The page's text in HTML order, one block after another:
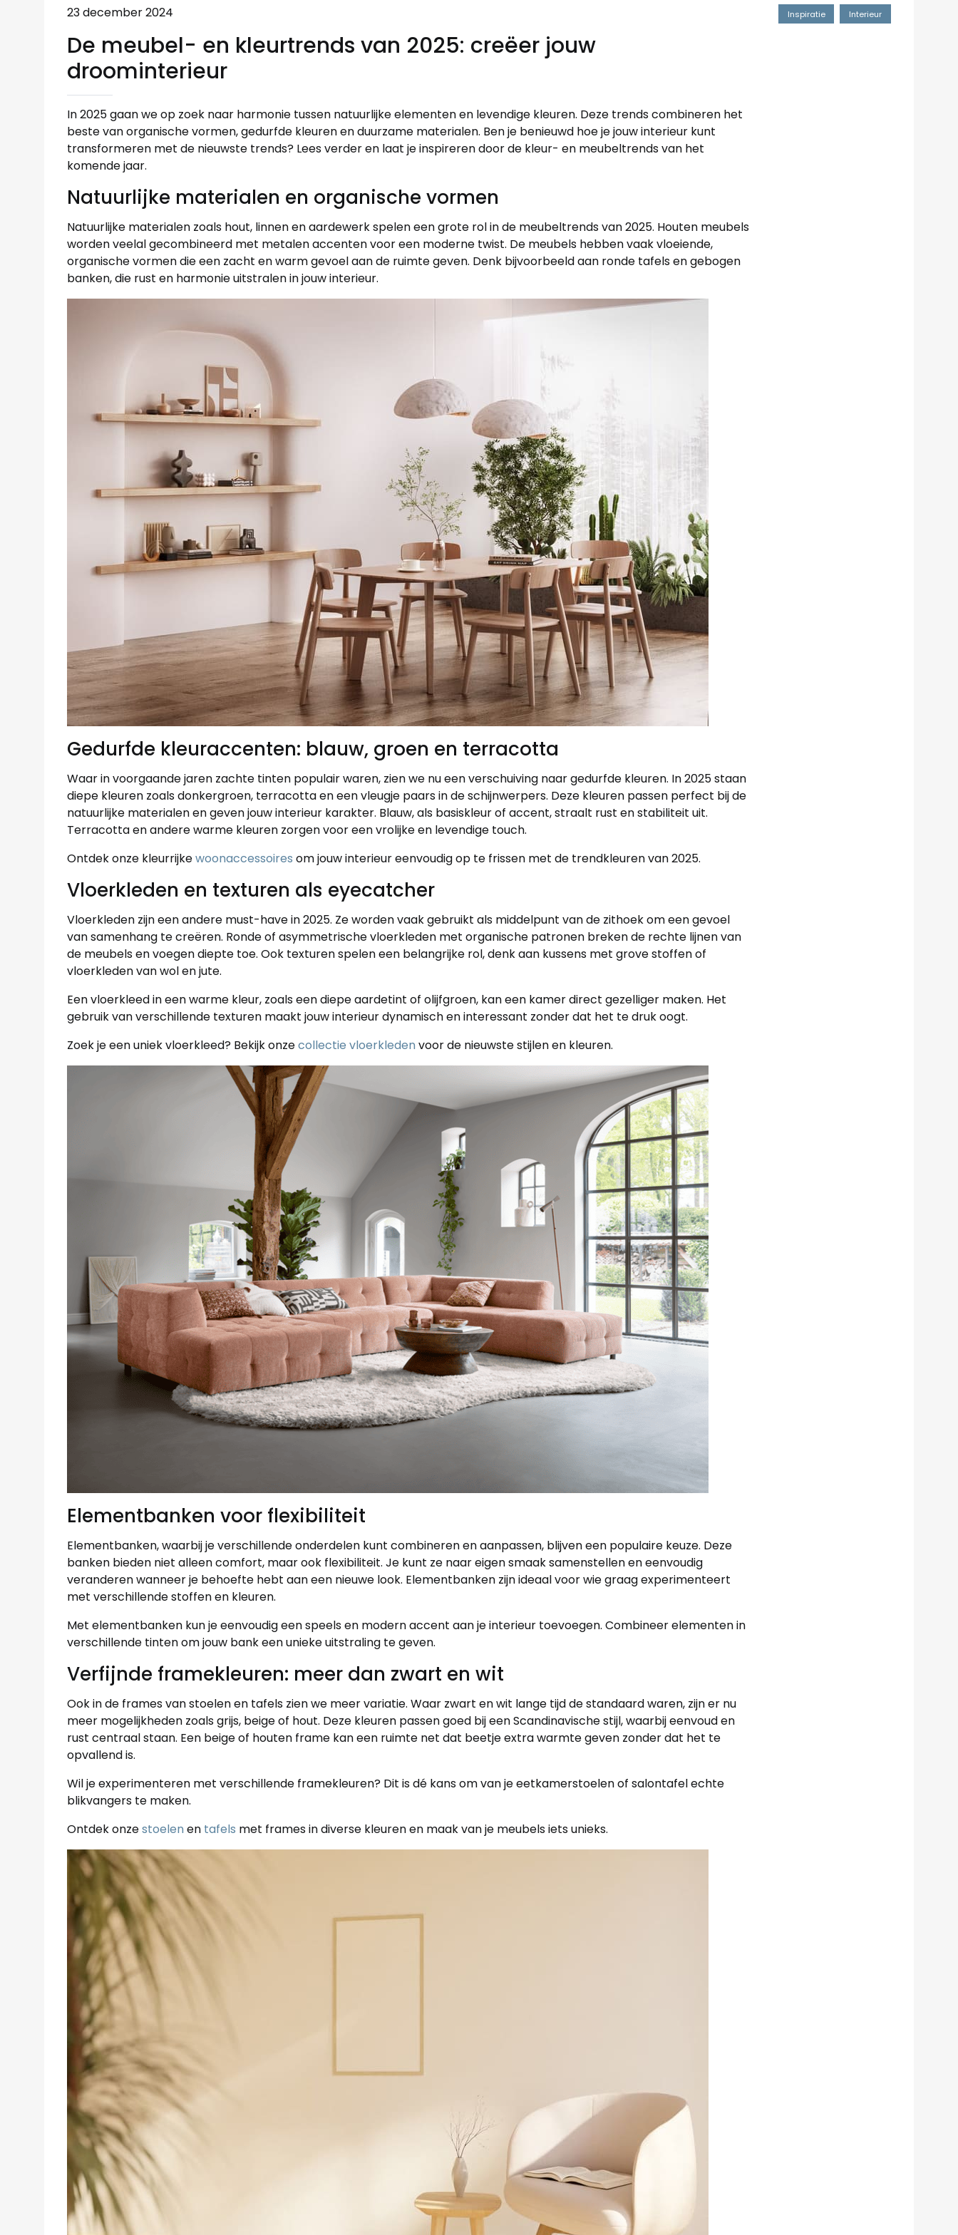
23 december 2024
De meubel- en kleurtrends van 2025: creëer jouw
droominterieur
In 2025 gaan we op zoek naar harmonie tussen natuurlijke elementen en levendige kleuren. Deze trends combineren het
beste van organische vormen, gedurfde kleuren en duurzame materialen. Ben je benieuwd hoe je jouw interieur kunt
transformeren met de nieuwste trends? Lees verder en laat je inspireren door de kleur- en meubeltrends van het
komende jaar.
Natuurlijke materialen en organische vormen
Natuurlijke materialen zoals hout, linnen en aardewerk spelen een grote rol in de meubeltrends van 2025. Houten meubels
worden veelal gecombineerd met metalen accenten voor een moderne twist. De meubels hebben vaak vloeiende,
organische vormen die een zacht en warm gevoel aan de ruimte geven. Denk bijvoorbeeld aan ronde tafels en gebogen
banken, die rust en harmonie uitstralen in jouw interieur.
Gedurfde kleuraccenten: blauw, groen en terracotta
Waar in voorgaande jaren zachte tinten populair waren, zien we nu een verschuiving naar gedurfde kleuren. In 2025 staan
diepe kleuren zoals donkergroen, terracotta en een vleugje paars in de schijnwerpers. Deze kleuren passen perfect bij de
natuurlijke materialen en geven jouw interieur karakter. Blauw, als basiskleur of accent, straalt rust en stabiliteit uit.
Terracotta en andere warme kleuren zorgen voor een vrolijke en levendige touch.
Ontdek onze kleurrijkewoonaccessoires om jouw interieur eenvoudig op te frissen met de trendkleuren van 2025.
Vloerkleden en texturen als eyecatcher
Vloerkleden zijn een andere must-have in 2025. Ze worden vaak gebruikt als middelpunt van de zithoek om een gevoel
van samenhang te creëren. Ronde of asymmetrische vloerkleden met organische patronen breken de rechte lijnen van
de meubels en voegen diepte toe. Ook texturen spelen een belangrijke rol, denk aan kussens met grove stoffen of
vloerkleden van wol en jute.
Een vloerkleed in een warme kleur, zoals een diepe aardetint of olijfgroen, kan een kamer direct gezelliger maken. Het
gebruik van verschillende texturen maakt jouw interieur dynamisch en interessant zonder dat het te druk oogt.
Zoek je een uniek vloerkleed? Bekijk onzecollectie vloerkleden voor de nieuwste stijlen en kleuren.
Elementbanken voor flexibiliteit
Elementbanken, waarbij je verschillende onderdelen kunt combineren en aanpassen, blijven een populaire keuze. Deze
banken bieden niet alleen comfort, maar ook flexibiliteit. Je kunt ze naar eigen smaak samenstellen en eenvoudig
veranderen wanneer je behoefte hebt aan een nieuwe look. Elementbanken zijn ideaal voor wie graag experimenteert
met verschillende stoffen en kleuren.
Met elementbanken kun je eenvoudig een speels en modern accent aan je interieur toevoegen. Combineer elementen in
verschillende tinten om jouw bank een unieke uitstraling te geven.
Verfijnde framekleuren: meer dan zwart en wit
Ook in de frames van stoelen en tafels zien we meer variatie. Waar zwart en wit lange tijd de standaard waren, zijn er nu
meer mogelijkheden zoals grijs, beige of hout. Deze kleuren passen goed bij een Scandinavische stijl, waarbij eenvoud en
rust centraal staan. Een beige of houten frame kan een ruimte net dat beetje extra warmte geven zonder dat het te
opvallend is.
Wil je experimenteren met verschillende framekleuren? Dit is dé kans om van je eetkamerstoelen of salontafel echte
blikvangers te maken.
Ontdek onzestoelen en tafels met frames in diverse kleuren en maak van je meubels iets unieks.
Inspiratie Interieur